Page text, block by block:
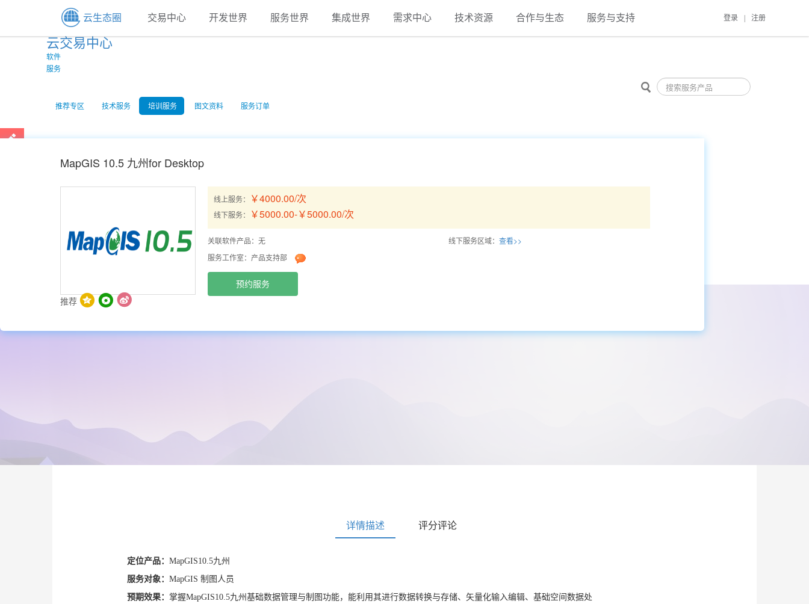
云生态圈 交易中心 开发世界 服务世界 集成世界 需求中心 技术资源 合作与生态 服务与支持 登录 注册
云交易中心
软件
服务
推荐专区 技术服务 培训服务 图文资料 服务订单
培训服务 >MapGIS 10.5 九州for Desktop
MapGIS 10.5 九州for Desktop
线上服务： ￥4000.00/次
线下服务： ￥5000.00-￥5000.00/次
关联软件产品：无 线下服务区域： 查看>>
服务工作室： 产品支持部
预约服务
推荐
详情描述 评分评论
定位产品： MapGIS10.5九州
服务对象： MapGIS 制图人员
预期效果： 掌握MapGIS10.5九州 基础数据管理与制图功能，能利用其进行数据转换与存储、矢量化输入编辑、基础空间数据处